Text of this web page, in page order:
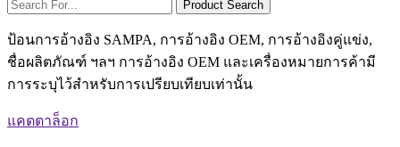
ป้อนการอ้างอิง SAMPA, การอ้างอิง OEM, การอ้างอิงคู่แข่ง,
ชื่อผลิตภัณฑ์ ฯลฯ การอ้างอิง OEM และเครื่องหมายการค้ามี
การระบุไว้สำหรับการเปรียบเทียบเท่านั้น
แคตตาล็อก